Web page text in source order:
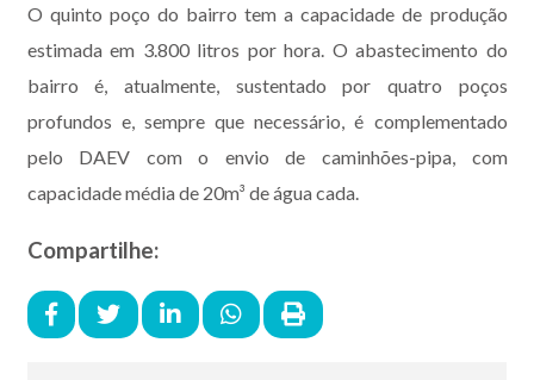
O quinto poço do bairro tem a capacidade de produção
estimada em 3.800 litros por hora. O abastecimento do
bairro é, atualmente, sustentado por quatro poços
profundos e, sempre que necessário, é complementado
pelo DAEV com o envio de caminhões-pipa, com
capacidade média de 20m³ de água cada.
Compartilhe: